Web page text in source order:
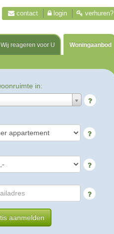
Wij reageren voor U Woningaanbod
contact login verhuren?
in:
aanmelden